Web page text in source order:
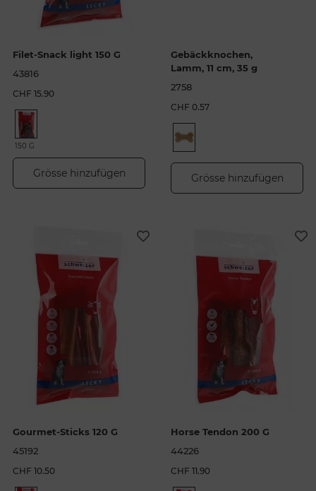
Filet-Snack light 150 G
43816
CHF 15.90
150 G
Grösse hinzufügen
Gebäckknochen,
Lamm, 11 cm, 35 g
2758
CHF 0.57
Grösse hinzufügen
Gourmet-Sticks 120 G
45192
CHF 10.50
Horse Tendon 200 G
44226
CHF 11.90